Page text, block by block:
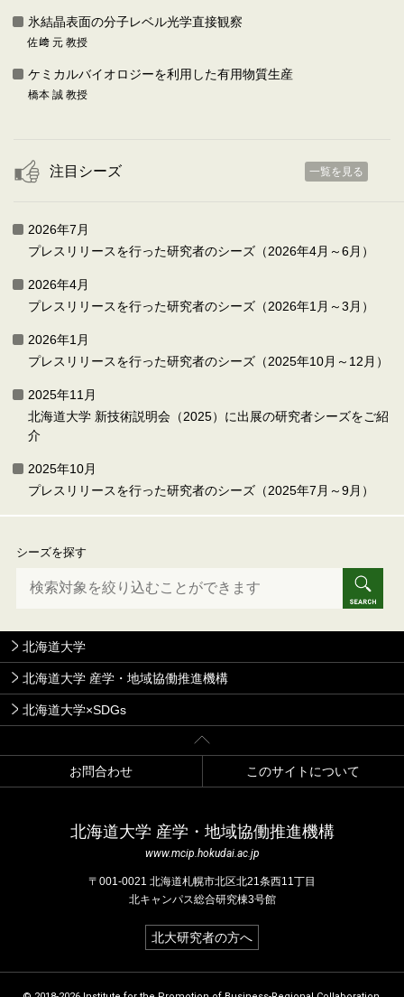
氷結晶表面の分子レベル光学直接観察
佐﨑 元 教授
ケミカルバイオロジーを利用した有用物質生産
橋本 誠 教授
注目シーズ 一覧を見る
2026年7月
プレスリリースを行った研究者のシーズ（2026年4月～6月）
2026年4月
プレスリリースを行った研究者のシーズ（2026年1月～3月）
2026年1月
プレスリリースを行った研究者のシーズ（2025年10月～12月）
2025年11月
北海道大学 新技術説明会（2025）に出展の研究者シーズをご紹
介
2025年10月
プレスリリースを行った研究者のシーズ（2025年7月～9月）
シーズを探す
北海道大学
北海道大学 産学・地域協働推進機構
北海道大学×SDGs
北大研究者の方へ
お問合わせ このサイトについて
北海道⼤学 産学・地域協働推進機構
www.mcip.hokudai.ac.jp
〒001-0021 北海道札幌市北区北21条⻄11丁⽬
北キャンパス総合研究棟3号館